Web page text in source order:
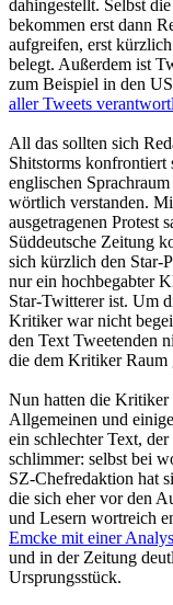
dahingestellt. Selbst
bekommen erst dann
aufgreifen, erst
belegt. Außerdem ist
zum Beispiel in den
aller Tweets
All das sollten sich
Shitstorms konfrontiert
englischen
wörtlich verstanden.
ausgetragenen Protest
Süddeutsche Zeitung
sich kürzlich den Star-
nur ein hochbegabter
Star-Twitterer ist. Um
Kritiker war nicht
den Text Tweetenden
die dem Kritiker Raum
Nun hatten die
Allgemeinen und
ein schlechter Text,
schlimmer: selbst bei
SZ-Chefredaktion hat
die sich eher vor den
und Lesern wortreich
Emcke mit einer
und in der Zeitung
Ursprungsstück.